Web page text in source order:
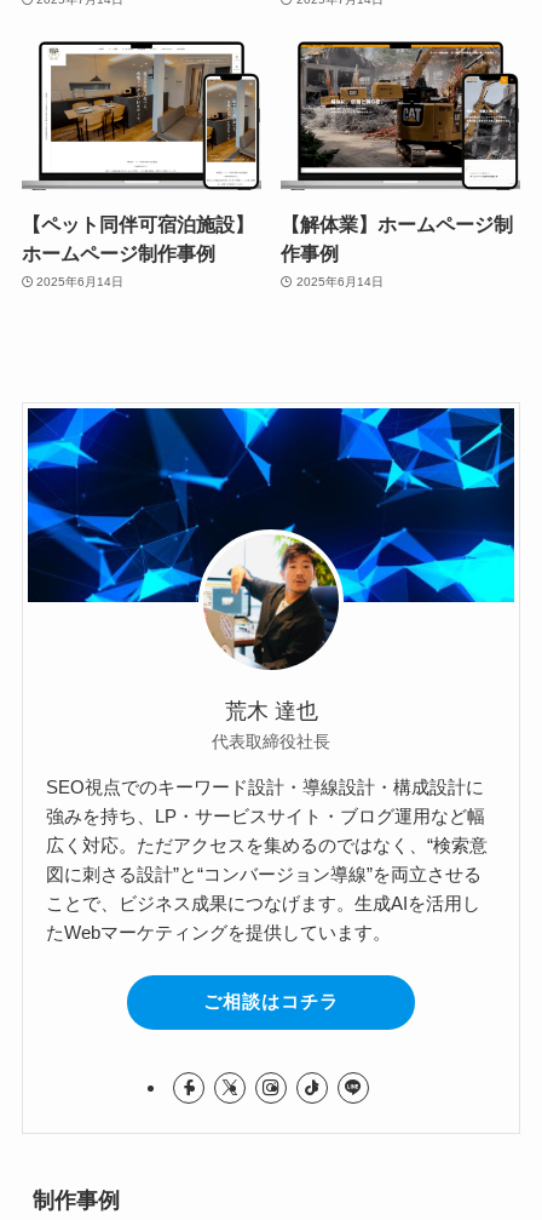
【ペット同伴可宿泊施設】
ホームページ制作事例
2025年6月14日
【解体業】ホームページ制
作事例
2025年6月14日
荒木 達也
代表取締役社長
SEO視点でのキーワード設計・導線設計・構成設計に
強みを持ち、LP・サービスサイト・ブログ運用など幅
広く対応。ただアクセスを集めるのではなく、“検索意
図に刺さる設計”と“コンバージョン導線”を両立させる
ことで、ビジネス成果につなげます。生成AIを活用し
たWebマーケティングを提供しています。
ご相談はコチラ
制作事例